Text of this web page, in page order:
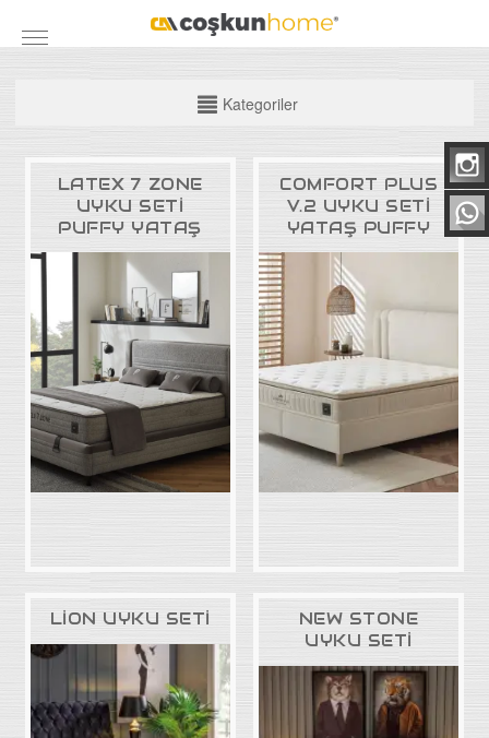
Kategoriler
Mobilya Grubu
Yatak Odası Takımları
Yemek Odası
Koltuk Takımları
Maxi Takımlar
Köşe Takımları
TV Üniteleri
Bazalar
Baza Başlıkları
Uyku Evi
Ev Tekstili
Bebek Odaları
Genç Odaları
Bahçe Mobilyaları
LATEX 7 ZONE
UYKU SETİ
PUFFY YATAŞ
COMFORT PLUS
V.2 UYKU SETİ
YATAŞ PUFFY
LİON UYKU SETİ
NEW STONE
UYKU SETİ